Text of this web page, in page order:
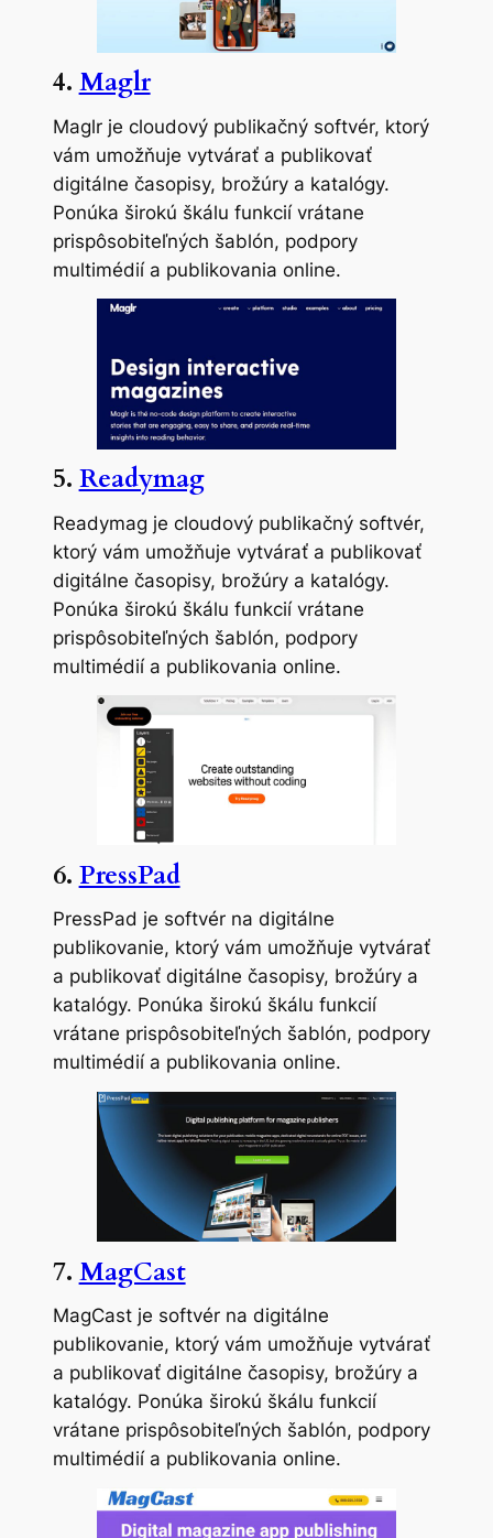
4. Maglr
Maglr je cloudový publikačný softvér, ktorý
vám umožňuje vytvárať a publikovať
digitálne časopisy, brožúry a katalógy.
Ponúka širokú škálu funkcií vrátane
prispôsobiteľných šablón, podpory
multimédií a publikovania online.
5. Readymag
Readymag je cloudový publikačný softvér,
ktorý vám umožňuje vytvárať a publikovať
digitálne časopisy, brožúry a katalógy.
Ponúka širokú škálu funkcií vrátane
prispôsobiteľných šablón, podpory
multimédií a publikovania online.
6. PressPad
PressPad je softvér na digitálne
publikovanie, ktorý vám umožňuje vytvárať
a publikovať digitálne časopisy, brožúry a
katalógy. Ponúka širokú škálu funkcií
vrátane prispôsobiteľných šablón, podpory
multimédií a publikovania online.
7. MagCast
MagCast je softvér na digitálne
publikovanie, ktorý vám umožňuje vytvárať
a publikovať digitálne časopisy, brožúry a
katalógy. Ponúka širokú škálu funkcií
vrátane prispôsobiteľných šablón, podpory
multimédií a publikovania online.